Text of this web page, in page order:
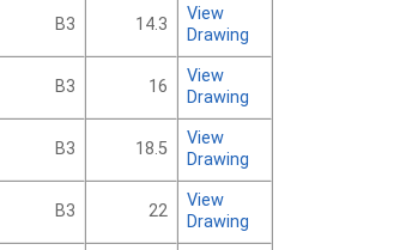
B3 14.3
View
Drawing
B3 16
View
Drawing
B3 18.5
View
Drawing
B3 22
View
Drawing